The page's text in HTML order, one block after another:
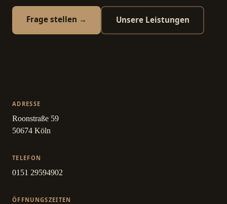
Frage stellen → Unsere Leistungen
ADRESSE
Roonstraße 59
50674 Köln
TELEFON
0151 29594902
ÖFFNUNGSZEITEN